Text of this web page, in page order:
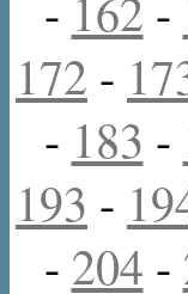
172 -
- 183 -
193 -
- 204 -